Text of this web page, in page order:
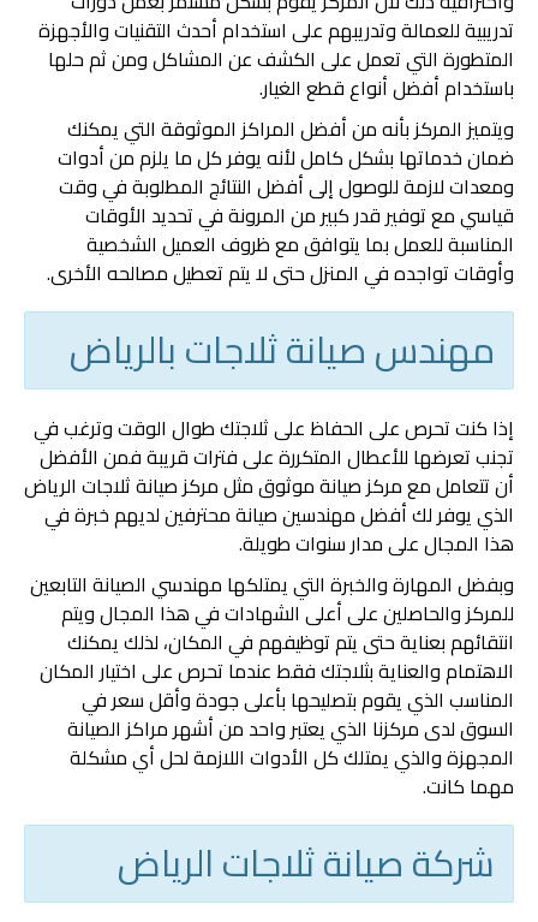
تدريبية للعمالة وتدريبهم على استخدام أحدث التقنيات والأجهزة
المتطورة التي تعمل على الكشف عن المشاكل ومن ثم حلها
باستخدام أفضل أنواع قطع الغيار.
ويتميز المركز بأنه من أفضل المراكز الموثوقة التي يمكنك
ضمان خدماتها بشكل كامل لأنه يوفر كل ما يلزم من أدوات
ومعدات لازمة للوصول إلى أفضل النتائج المطلوبة في وقت
قياسي مع توفير قدر كبير من المرونة في تحديد الأوقات
المناسبة للعمل بما يتوافق مع ظروف العميل الشخصية
وأوقات تواجده في المنزل حتى لا يتم تعطيل مصالحه الأخرى.
مهندس صيانة ثلاجات بالرياض
إذا كنت تحرص على الحفاظ على ثلاجتك طوال الوقت وترغب في
تجنب تعرضها للأعطال المتكررة على فترات قريبة فمن الأفضل
أن تتعامل مع مركز صيانة موثوق مثل مركز صيانة ثلاجات الرياض
الذي يوفر لك أفضل مهندسين صيانة محترفين لديهم خبرة في
هذا المجال على مدار سنوات طويلة.
وبفضل المهارة والخبرة التي يمتلكها مهندسي الصيانة التابعين
للمركز والحاصلين على أعلى الشهادات في هذا المجال ويتم
انتقائهم بعناية حتى يتم توظيفهم في المكان، لذلك يمكنك
الاهتمام والعناية بثلاجتك فقط عندما تحرص على اختيار المكان
المناسب الذي يقوم بتصليحها بأعلى جودة وأقل سعر في
السوق لدى مركزنا الذي يعتبر واحد من أشهر مراكز الصيانة
المجهزة والذي يمتلك كل الأدوات اللازمة لحل أي مشكلة
مهما كانت.
شركة صيانة ثلاجات الرياض